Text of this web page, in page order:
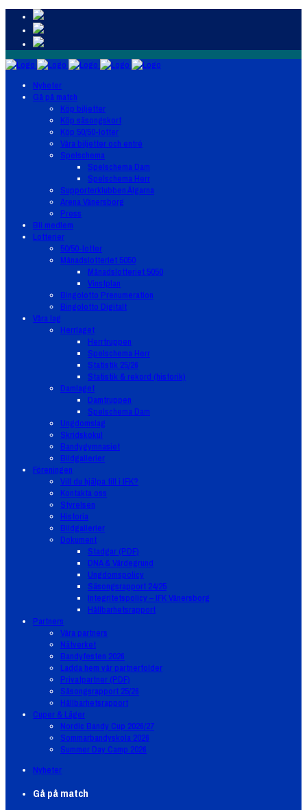
Nyheter
Gå på match
Köp biljetter
Köp säsongskort
Köp 50/50-lotter
Våra biljetter och entré
Spelschema
Spelschema Dam
Spelschema Herr
Supporterklubben Älgarna
Arena Vänersborg
Press
Bli medlem
Lotterier
50/50-lotter
Månadslotteriet 5050
Månadslotteriet 5050
Vinstplan
Bingolotto Prenumeration
Bingolotto Digitalt
Våra lag
Herrlaget
Herrtruppen
Spelschema Herr
Statistik 25/26
Statistik & rekord (historik)
Damlaget
Damtruppen
Spelschema Dam
Ungdomslag
Skridskokul
Bandygymnasiet
Bildgallerier
Föreningen
Vill du hjälpa till i IFK?
Kontakta oss
Styrelsen
Historia
Bildgallerier
Dokument
Stadgar (PDF)
DNA & Värdegrund
Ungdomspolicy
Säsongsrapport 24/25
Integritetspolicy – IFK Vänersborg
Hållbarhetsrapport
Partners
Våra partners
Nätverket
Bandyfesten 2026
Ladda hem vår partnerfolder
Privatpartner (PDF)
Säsongsrapport 25/26
Hållbarhetsrapport
Cuper & Läger
Nordic Bandy Cup 2026/27
Sommarbandyskola 2026
Summer Day Camp 2026
Nyheter
Gå på match